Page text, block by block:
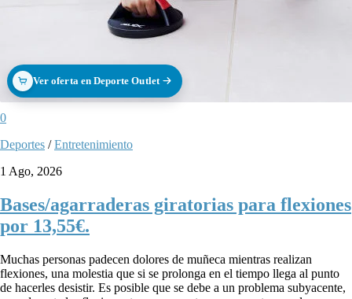
Ver oferta en Deporte Outlet
0
Deportes /Entretenimiento
1 Ago, 2026
Bases/agarraderas giratorias para flexiones
por 13,55€.
Muchas personas padecen dolores de muñeca mientras realizan
flexiones, una molestia que si se prolonga en el tiempo llega al punto
de hacerles desistir. Es posible que se debe a un problema subyacente,